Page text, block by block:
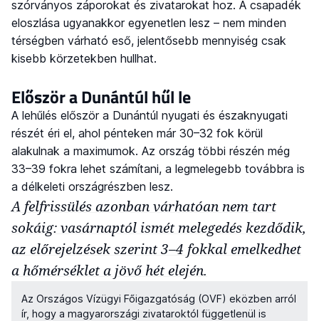
szórványos záporokat és zivatarokat hoz. A csapadék
eloszlása ugyanakkor egyenetlen lesz – nem minden
térségben várható eső, jelentősebb mennyiség csak
kisebb körzetekben hullhat.
Először a Dunántúl hűl le
A lehűlés először a Dunántúl nyugati és északnyugati
részét éri el, ahol pénteken már 30–32 fok körül
alakulnak a maximumok. Az ország többi részén még
33–39 fokra lehet számítani, a legmelegebb továbbra is
a délkeleti országrészben lesz.
A felfrissülés azonban várhatóan nem tart
sokáig: vasárnaptól ismét melegedés kezdődik,
az előrejelzések szerint 3–4 fokkal emelkedhet
a hőmérséklet a jövő hét elején.
Az Országos Vízügyi Főigazgatóság (OVF) eközben arról
ír, hogy a magyarországi zivataroktól függetlenül is